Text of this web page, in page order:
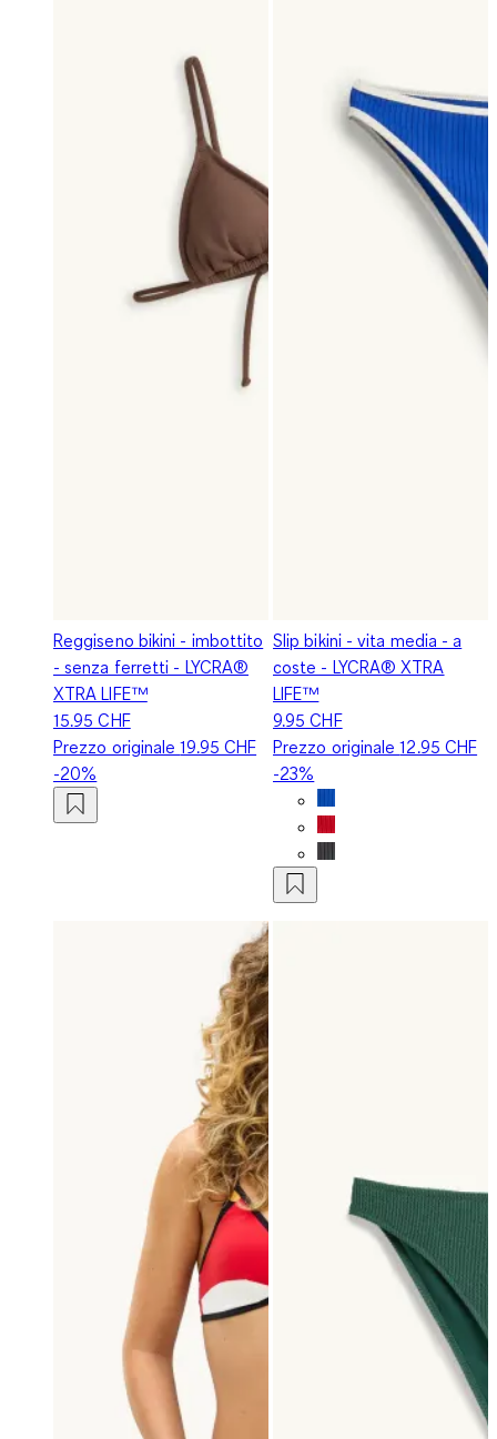
Reggiseno bikini - imbottito
- senza ferretti - LYCRA®
XTRA LIFE™
15.95 CHF
Prezzo originale19.95 CHF
-20%
Slip bikini - vita media - a
coste - LYCRA® XTRA
LIFE™
9.95 CHF
Prezzo originale12.95 CHF
-23%